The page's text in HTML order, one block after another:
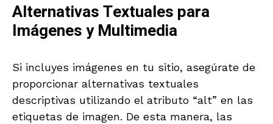
Alternativas Textuales para
Imágenes y Multimedia
Si incluyes imágenes en tu sitio, asegúrate de
proporcionar alternativas textuales
descriptivas utilizando el atributo “alt” en las
etiquetas de imagen. De esta manera, las